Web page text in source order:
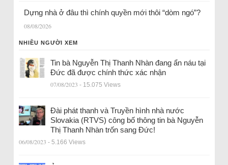
Dựng nhà ở đâu thì chính quyền mới thôi “dòm ngó”?
08/08/2026
NHIỀU NGƯỜI XEM
Tin bà Nguyễn Thị Thanh Nhàn đang ẩn náu tại
Đức đã được chính thức xác nhận
07/08/2023 - 15.075 Views
Đài phát thanh và Truyền hình nhà nước
Slovakia (RTVS) công bố thông tin bà Nguyễn
Thị Thanh Nhàn trốn sang Đức!
06/08/2023 - 5.166 Views